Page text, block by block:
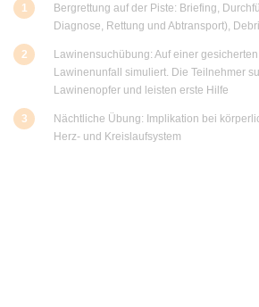
Bergrettung auf der Piste: Briefing,
Diagnose, Rettung und Abtransport),
Lawinensuchübung: Auf einer
Lawinenunfall simuliert. Die Teilnehmer
Lawinenopfer und leisten erste Hilfe
Nächtliche Übung: Implikation bei
Herz- und Kreislaufsystem